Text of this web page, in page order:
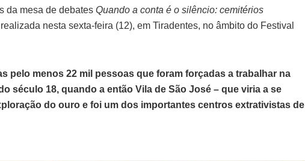
da mesa de debates Quando a conta é o silêncio: cemitérios
realizada nesta sexta-feira (12), em Tiradentes, no âmbito do Festival
pelo menos 22 mil pessoas que foram forçadas a trabalhar na
século 18, quando a então Vila de São José – que viria a se
do ouro e foi um dos importantes centros extrativistas de